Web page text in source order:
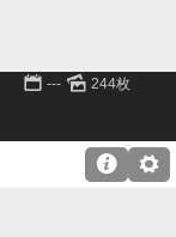
📅 --- 🌄 244枚
⚙
